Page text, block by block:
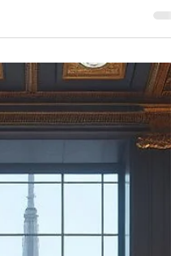
obchodování opcí a